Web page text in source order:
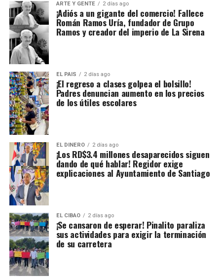
ARTE Y GENTE 2 días ago
¡Adiós a un gigante del comercio! Fallece
Román Ramos Uría, fundador de Grupo
Ramos y creador del imperio de La Sirena
EL PAIS 2 días ago
¡El regreso a clases golpea el bolsillo!
Padres denuncian aumento en los precios
de los útiles escolares
EL DINERO 2 días ago
¡Los RD$3.4 millones desaparecidos siguen
dando de qué hablar! Regidor exige
explicaciones al Ayuntamiento de Santiago
EL CIBAO 2 días ago
¡Se cansaron de esperar! Pinalito paraliza
sus actividades para exigir la terminación
de su carretera